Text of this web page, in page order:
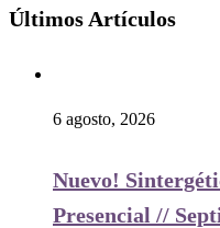
Últimos Artículos
6 agosto, 2026
Nuevo!
Presencial //